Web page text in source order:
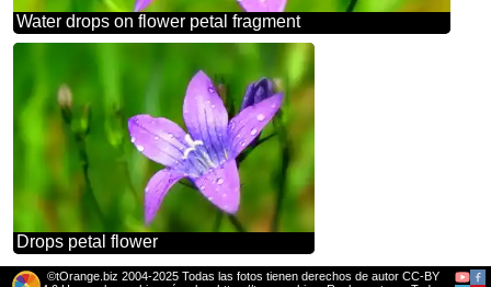
Water drops on flower petal fragment
Drops petal flower
©tOrange.biz 2004-2025 Todas las fotos tienen derechos de autor CC-BY